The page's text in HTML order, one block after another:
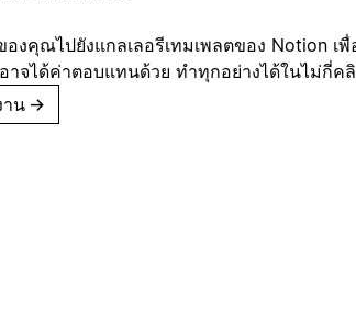
องคุณไปยังแกลเลอรีเทมเพลตของ Notion เ
าจได้ค่าตอบแทนด้วย ทำทุกอย่างได้ในไม่กี่ค
าน →